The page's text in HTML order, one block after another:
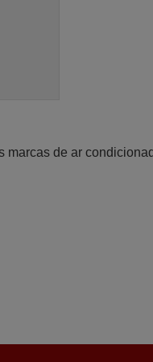
marcas de ar